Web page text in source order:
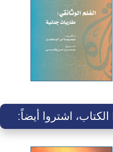
الكتاب، اشتروا أيضاً: